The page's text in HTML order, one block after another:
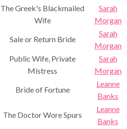
The Greek's Blackmailed
Wife
Sarah
Morgan
Sale or Return Bride
Sarah
Morgan
Public Wife, Private
Mistress
Sarah
Morgan
Bride of Fortune
Leanne
Banks
The Doctor Wore Spurs
Leanne
Banks